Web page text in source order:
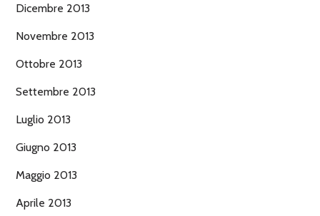
Dicembre 2013
Novembre 2013
Ottobre 2013
Settembre 2013
Luglio 2013
Giugno 2013
Maggio 2013
Aprile 2013